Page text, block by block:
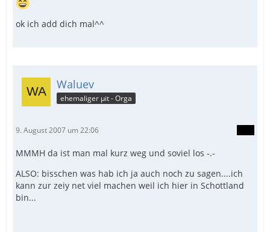
ok ich add dich mal^^
Waluev
ehemaliger µit - Orga
9. August 2007 um 22:06
MMMH da ist man mal kurz weg und soviel los -.-
ALSO: bisschen was hab ich ja auch noch zu sagen....ich
kann zur zeiy net viel machen weil ich hier in Schottland
bin...